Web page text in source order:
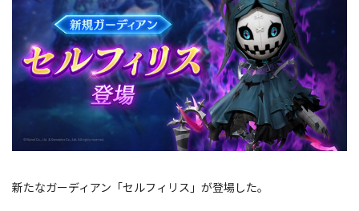
新たなガーディアン「セルフィリス」が登場した。